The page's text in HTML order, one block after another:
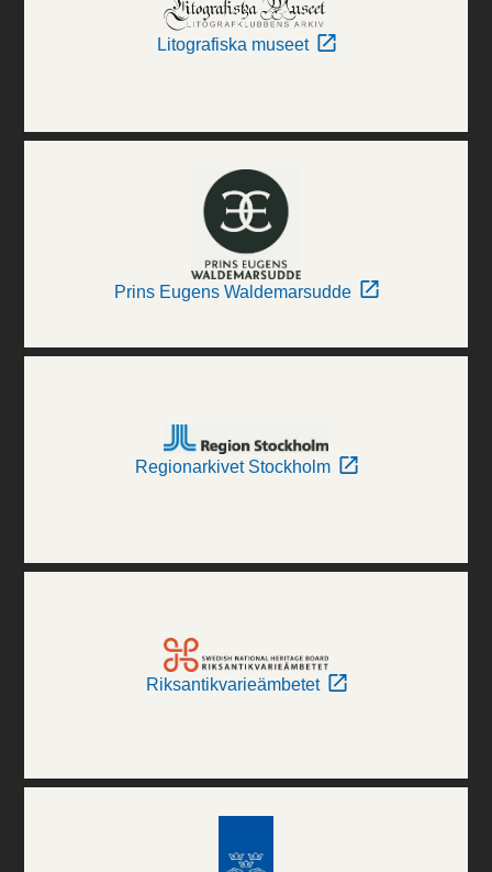
Litografiska museet
Prins Eugens Waldemarsudde
Regionarkivet Stockholm
Riksantikvarieämbetet